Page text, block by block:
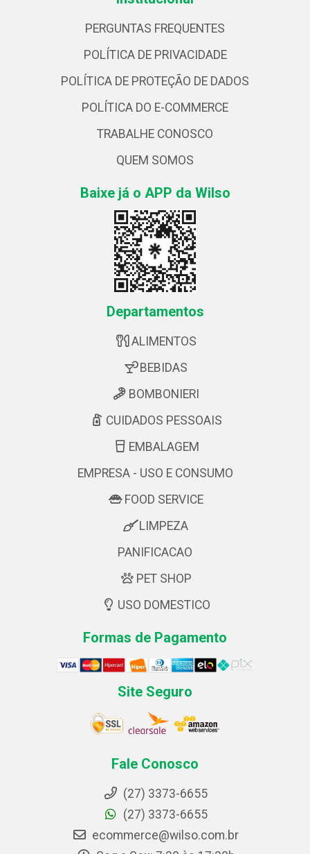
PERGUNTAS FREQUENTES
POLÍTICA DE PRIVACIDADE
POLÍTICA DE PROTEÇÃO DE DADOS
POLÍTICA DO E-COMMERCE
TRABALHE CONOSCO
QUEM SOMOS
Baixe já o APP da Wilso
Departamentos
ALIMENTOS
BEBIDAS
BOMBONIERI
CUIDADOS PESSOAIS
EMBALAGEM
EMPRESA - USO E CONSUMO
FOOD SERVICE
LIMPEZA
PANIFICACAO
PET SHOP
USO DOMESTICO
Formas de Pagamento
Site Seguro
Fale Conosco
(27) 3373-6655
(27) 3373-6655
ecommerce@wilso.com.br